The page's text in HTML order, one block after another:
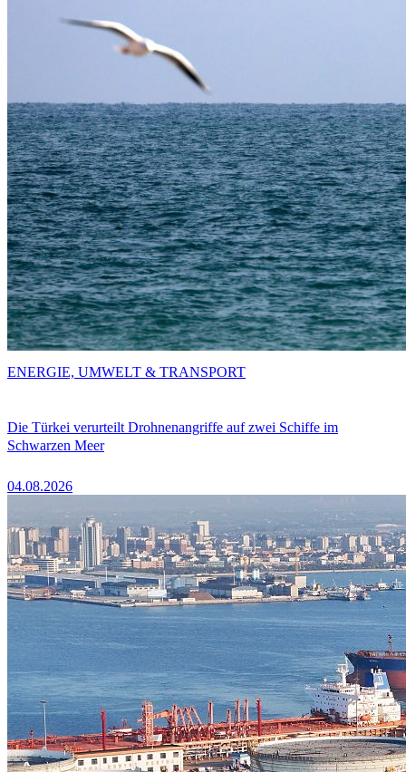
Die Türkei verurteilt Drohnenangriffe auf zwei Schiffe im
Schwarzen Meer
04.08.2026
ENERGIE, UMWELT & TRANSPORT